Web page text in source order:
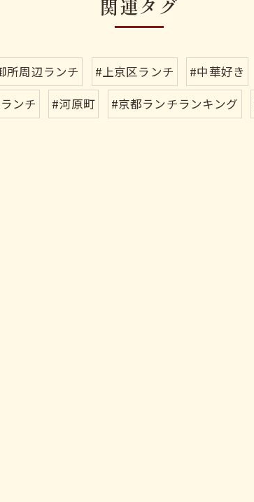
関連タグ
所周辺ランチ #上京区ランチ #中華好き
ンチ
#河原町 #京都ランチランキング